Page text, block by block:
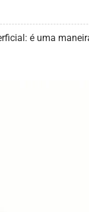
é uma